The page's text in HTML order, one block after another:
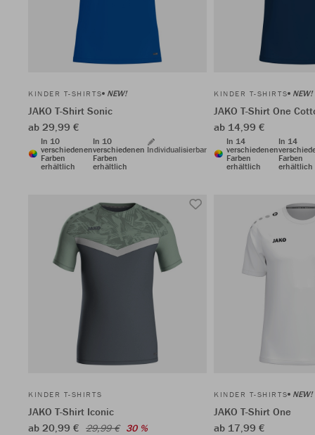
KINDER T-SHIRTS NEW!
JAKO T-Shirt Sonic
ab 29,99 €
In 10
verschiedenen
Farben
erhältlich
In 10
verschiedenen
Farben
erhältlich
Individualisierbar
KINDER T-SHIRTS NEW!
JAKO T-Shirt One
ab 14,99 €
In 14
verschiedenen
Farben
erhältlich
In 14
Farben
erhältlich
KINDER T-SHIRTS
JAKO T-Shirt Iconic
ab 20,99 € 29,99 € 30 %
KINDER T-SHIRTS NEW!
JAKO T-Shirt One
ab 17,99 €